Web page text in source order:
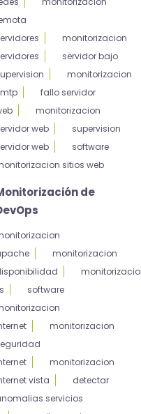
monitorizacion
servidor bajo
monitorizacion
fallo servidor
monitorizacion
web
supervision
web
software
sitios web
de
monitorizacion
software
monitorizacion
monitorizacion
vista
detectar
servicios